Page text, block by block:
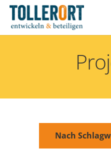
Nach